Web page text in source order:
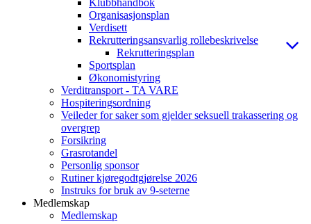
Organisasjonsplan
Verdisett
Rekrutteringsansvarlig rollebeskrivelse
Rekrutteringsplan
Sportsplan
Økonomistyring
Verditransport - TA VARE
Hospiteringsordning
Veileder for saker som gjelder seksuell trakassering og
overgrep
Forsikring
Grasrotandel
Personlig sponsor
Rutiner kjøregodtgjørelse 2026
Instruks for bruk av 9-seterne
Medlemskap
Medlemskap